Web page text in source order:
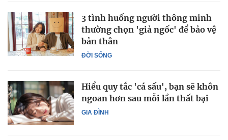
ĐỜI SỐNG
3 tình huống người thông minh
thường chọn 'giả ngốc' để bảo vệ
bản thân
GIA ĐÌNH
Hiểu quy tắc 'cá sấu', bạn sẽ khôn
ngoan hơn sau mỗi lần thất bại